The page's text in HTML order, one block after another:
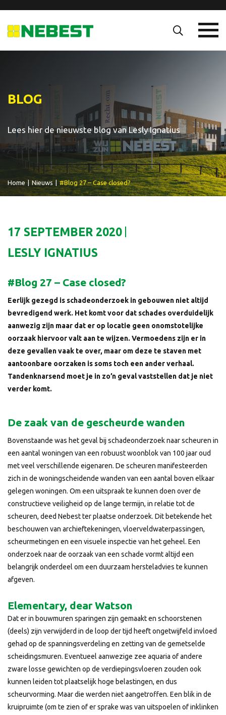
BLOG
Lees hier de nieuwste blog van Lesly Ignatius
Home Nieuws #Blog 27 – Case closed?
17 SEPTEMBER 2020
LESLY IGNATIUS
#Blog 27 – Case closed?
Eerlijk gezegd is schadeonderzoek in gebouwen niet altijd
bevredigend werk. Het komt voor dat schades overduidelijk
aanwezig zijn maar dat er op locatie geen onomstotelijke
oorzaak hiervoor valt aan te wijzen. Vermoedens zijn er in
deze gevallen vaak te over, maar om deze te staven met
aantoonbare oorzaken is soms toch een ander verhaal.
Tandenknarsend moet je in zo’n geval vaststellen dat je niet
verder komt.
De zaak van de gescheurde wanden
Bovenstaande was het geval bij schadeonderzoek naar scheuren in
een aantal woningen van een robuust woonblok van 100 jaar oud
met veel verschillende eigenaren. De scheuren manifesteerden
zich in de woningscheidende wanden van een aantal boven elkaar
gelegen woningen. Om een uitspraak te kunnen doen over de
constructieve veiligheid op de lange termijn, in relatie tot de
scheuren, deed Nebest ter plaatse onderzoek. Dit betekende het
beschouwen van archieftekeningen, vloerveldwaterpassingen,
scheurmetingen en een visuele inspectie van het geheel. Een
onderzoek naar de oorzaak van een schade vormt altijd een
belangrijk onderdeel om een duurzaam hersteladvies te kunnen
afgeven.
Elementary, dear Watson
Dat er in bouwmuren sparingen zijn gemaakt en schoorstenen
(deels) zijn verwijderd in de loop der tijd heeft ongetwijfeld invloed
gehad op de spanningsverdeling en zetting van de gemetselde
scheidingsmuren. Eventueel aanwezige zee aquaria of andere
zware losse gewichten op de verdiepingsvloeren zouden ook
kunnen leiden tot plaatselijk hoge belastingen, en dus
scheurvorming. Maar die werden niet aangetroffen. Een blik in de
kruipruimte (om te zien of er sprake was van uitspoelen of inklinken